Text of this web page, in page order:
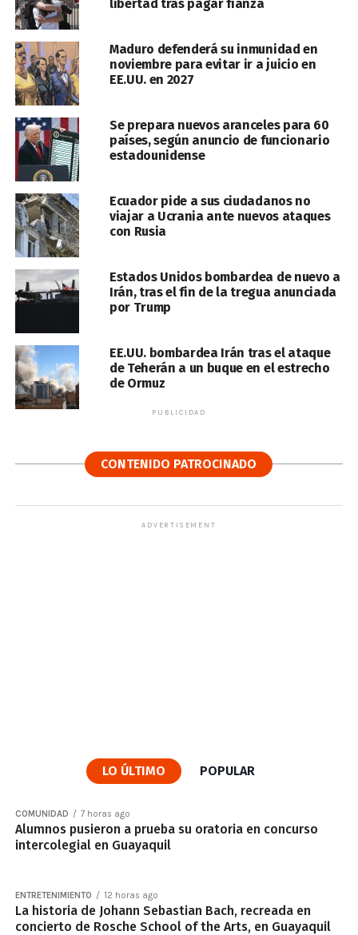
libertad tras pagar fianza
Maduro defenderá su inmunidad en
noviembre para evitar ir a juicio en
EE.UU. en 2027
Se prepara nuevos aranceles para 60
países, según anuncio de funcionario
estadounidense
Ecuador pide a sus ciudadanos no
viajar a Ucrania ante nuevos ataques
con Rusia
Estados Unidos bombardea de nuevo a
Irán, tras el fin de la tregua anunciada
por Trump
EE.UU. bombardea Irán tras el ataque
de Teherán a un buque en el estrecho
de Ormuz
PUBLICIDAD
CONTENIDO PATROCINADO
ADVERTISEMENT
LO ÚLTIMO POPULAR
COMUNIDAD 7 horas ago
Alumnos pusieron a prueba su oratoria en concurso
intercolegial en Guayaquil
ENTRETENIMIENTO 12 horas ago
La historia de Johann Sebastian Bach, recreada en
concierto de Rosche School of the Arts, en Guayaquil